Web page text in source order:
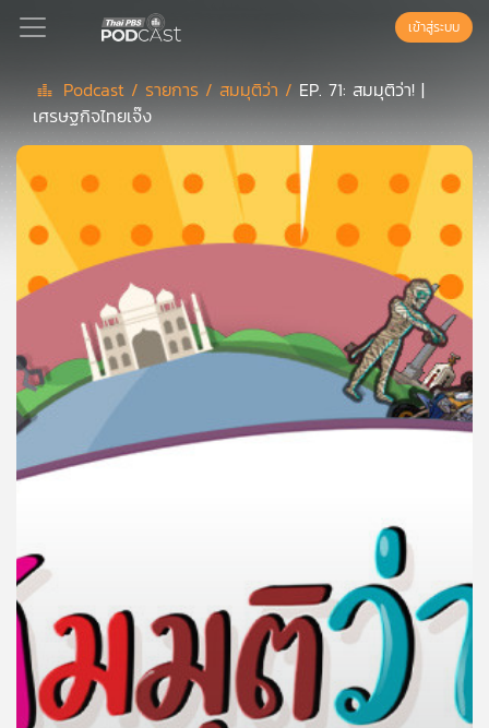
Podcast
เพล
ลิ
สต์
แนะนำ
เพล
ย์
ลิ
ของ
เพลง
บทความ
เข้าสู่ระบบ
Podcast / รายการ /สมมุติว่า / EP. 71: สมมุติว่า! |
เศรษฐกิจไทยเจ๊ง